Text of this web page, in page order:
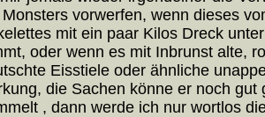
Monsters vorwerfen, wenn dieses
mit ein paar Kilos Dreck
oder wenn es mit Inbrunst alte,
Eisstiele oder ähnliche
die Sachen könne er noch gut
, dann werde ich nur wortlos